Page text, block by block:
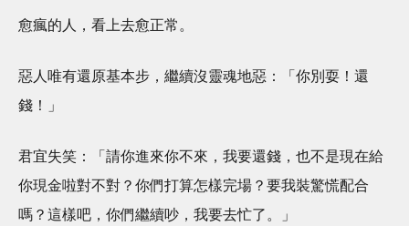
愈瘋的人，看上去愈正常。
惡人唯有還原基本步，繼續沒靈魂地惡：「你別耍！還
錢！」
君宜失笑：「請你進來你不來，我要還錢，也不是現在給
你現金啦對不對？你們打算怎樣完場？要我裝驚慌配合
嗎？這樣吧，你們繼續吵，我要去忙了。」